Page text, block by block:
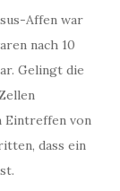
Affen war
nach 10
Gelingt die
Eintreffen von
dass ein